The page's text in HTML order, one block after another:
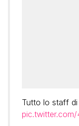
Tutto lo staff
pic.twitter.com/